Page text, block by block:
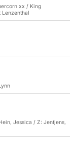
xx / King
Jessica / Z: Jentjens,